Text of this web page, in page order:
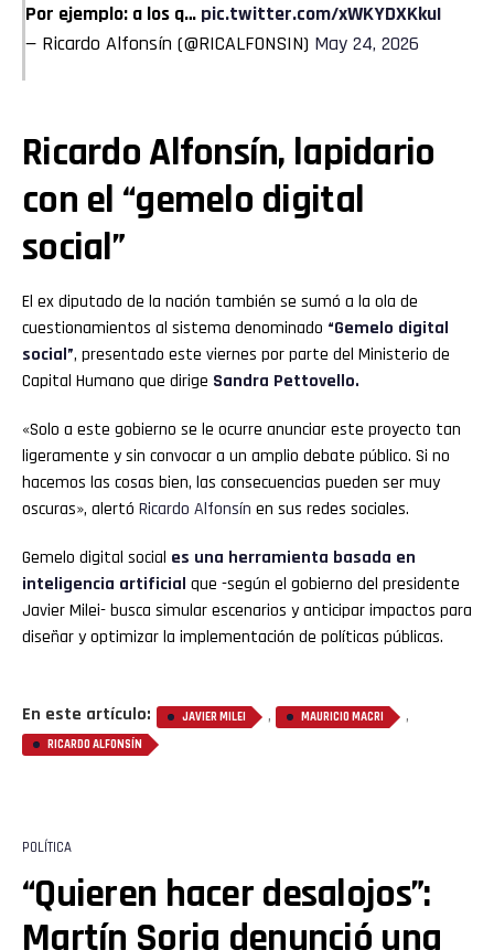
Por ejemplo: a los q… pic.twitter.com/xWKYDXKkuI
— Ricardo Alfonsín (@RICALFONSIN) May 24, 2026
Ricardo Alfonsín, lapidario
con el “gemelo digital
social”
El ex diputado de la nación también se sumó a la ola de
cuestionamientos al sistema denominado “Gemelo digital
social”, presentado este viernes por parte del Ministerio de
Capital Humano que dirige Sandra Pettovello.
«Solo a este gobierno se le ocurre anunciar este proyecto tan
ligeramente y sin convocar a un amplio debate público. Si no
hacemos las cosas bien, las consecuencias pueden ser muy
oscuras», alertó Ricardo Alfonsín en sus redes sociales.
Gemelo digital social es una herramienta basada en
inteligencia artificial que -según el gobierno del presidente
Javier Milei- busca simular escenarios y anticipar impactos para
diseñar y optimizar la implementación de políticas públicas.
En este artículo: JAVIER MILEI , MAURICIO MACRI ,
RICARDO ALFONSÍN
POLÍTICA
“Quieren hacer desalojos”:
Martín Soria denunció una